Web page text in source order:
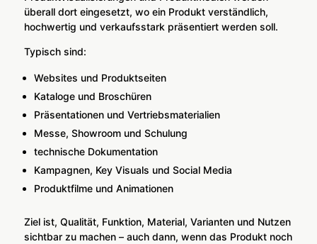
über­all dort ein­ge­setzt, wo ein Pro­dukt ver­ständ­lich,
hoch­wer­tig und ver­kaufs­stark prä­sen­tiert wer­den soll.
Typisch sind:
Web­sites und Pro­dukt­sei­ten
Kata­lo­ge und Bro­schü­ren
Prä­sen­ta­tio­nen und Ver­triebs­ma­te­ria­li­en
Mes­se, Show­room und Schu­lung
tech­ni­sche Doku­men­ta­ti­on
Kam­pa­gnen, Key Visu­als und Social Media
Pro­dukt­fil­me und Ani­ma­tio­nen
Ziel ist, Qua­li­tät, Funk­ti­on, Mate­ri­al, Vari­an­ten und Nut­zen
sicht­bar zu machen – auch dann, wenn das Pro­dukt noch